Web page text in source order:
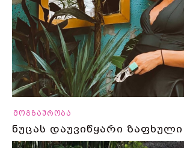
მოგზაურობა
ნუცას დაუვიწყარი ზაფხული